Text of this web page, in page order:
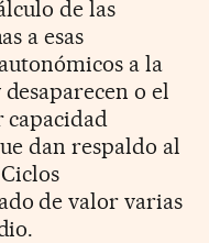
de las
a esas
a la
o el
capacidad
dan respaldo al
de valor varias